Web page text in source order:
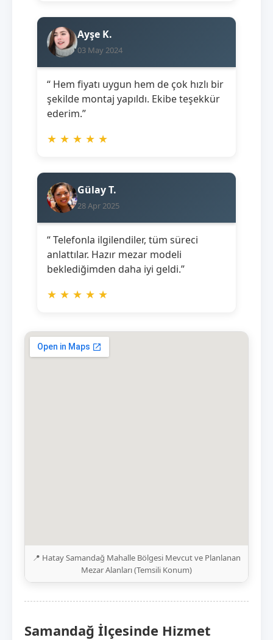
Ayşe K.
03 May 2024
“ Hem fiyatı uygun hem de çok hızlı bir
şekilde montaj yapıldı. Ekibe teşekkür
ederim.”
★ ★ ★ ★ ★
Gülay T.
28 Apr 2025
“ Telefonla ilgilendiler, tüm süreci
anlattılar. Hazır mezar modeli
beklediğimden daha iyi geldi.”
★ ★ ★ ★ ★
📍 Hatay Samandağ Mahalle Bölgesi Mevcut ve Planlanan
Mezar Alanları (Temsili Konum)
Samandağ İlçesinde Hizmet